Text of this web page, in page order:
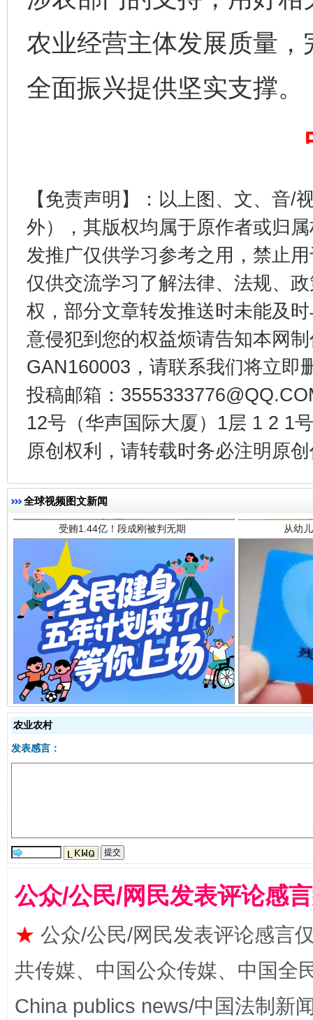
农业经营主体发展质量
全面振兴提供坚实支撑。
【免责声明】：以上图、文、音/
外），其版权均属于原作者或归
发推广仅供学习参考之用，禁止
仅供交流学习了解法律、法规、
权，部分文章转发推送时未能及
意侵犯到您的权益烦请告知本网
GAN160003，请联系我们将立即
投稿邮箱：
12号（华声国际大厦）1层 1 2 1
原创权利，请转载时务必注明原
全球视频图文新闻
揭开“小金库”的免责幌子
受贿1.44亿！段成刚被判无期
全民健身五年计划来了！等你上场
农业农村
发表感言：
公众/公民/网民发表评论感
★ 公众/公民/网民发表评论感言
共传媒、中国公众传媒、中国全
China publics news/中国法制新